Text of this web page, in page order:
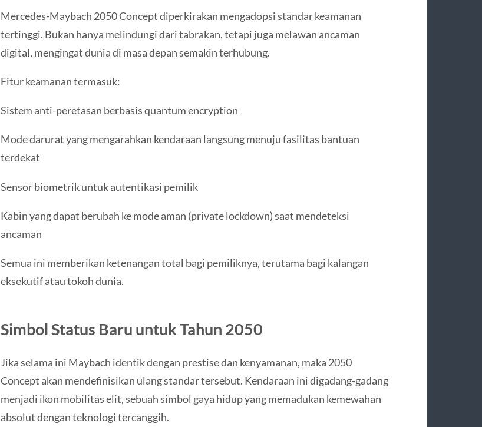
Mercedes-Maybach 2050 Concept diperkirakan mengadopsi standar keamanan
tertinggi. Bukan hanya melindungi dari tabrakan, tetapi juga melawan ancaman
digital, mengingat dunia di masa depan semakin terhubung.
Fitur keamanan termasuk:
Sistem anti-peretasan berbasis quantum encryption
Mode darurat yang mengarahkan kendaraan langsung menuju fasilitas bantuan
terdekat
Sensor biometrik untuk autentikasi pemilik
Kabin yang dapat berubah ke mode aman (private lockdown) saat mendeteksi
ancaman
Semua ini memberikan ketenangan total bagi pemiliknya, terutama bagi kalangan
eksekutif atau tokoh dunia.
Simbol Status Baru untuk Tahun 2050
Jika selama ini Maybach identik dengan prestise dan kenyamanan, maka 2050
Concept akan mendefinisikan ulang standar tersebut. Kendaraan ini digadang-gadang
menjadi ikon mobilitas elit, sebuah simbol gaya hidup yang memadukan kemewahan
absolut dengan teknologi tercanggih.